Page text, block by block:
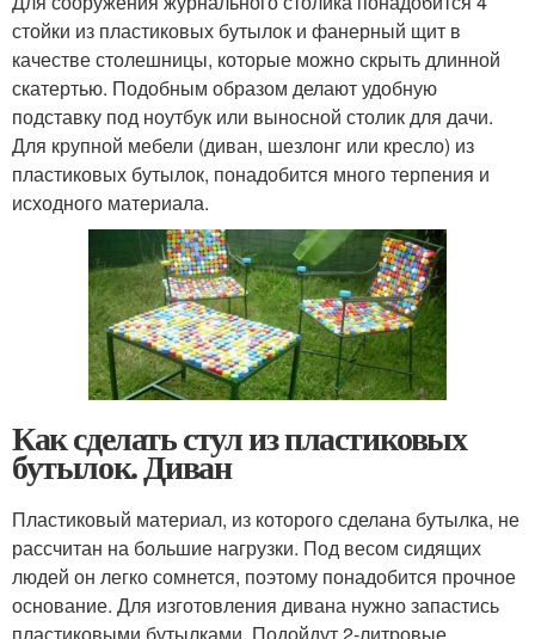
стойки из пластиковых бутылок и фанерный щит в
качестве столешницы, которые можно скрыть длинной
скатертью. Подобным образом делают удобную
подставку под ноутбук или выносной столик для дачи.
Для крупной мебели (диван, шезлонг или кресло) из
пластиковых бутылок, понадобится много терпения и
исходного материала.
Как сделать стул из пластиковых
бутылок. Диван
Пластиковый материал, из которого сделана бутылка, не
рассчитан на большие нагрузки. Под весом сидящих
людей он легко сомнется, поэтому понадобится прочное
основание. Для изготовления дивана нужно запастись
пластиковыми бутылками. Подойдут 2-литровые